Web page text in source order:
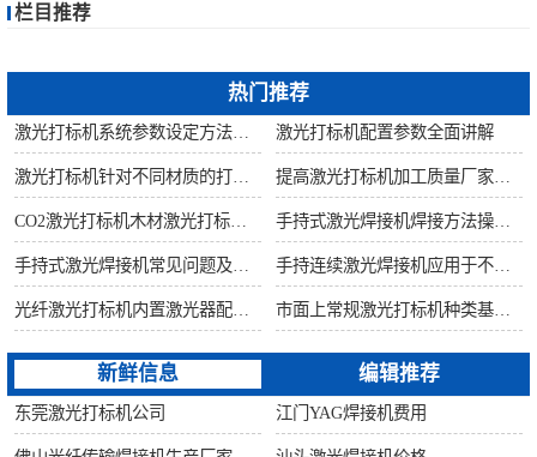
栏目推荐
热门推荐
激光打标机配置参数全面讲解
新鲜信息 编辑推荐
东莞激光打标机公司 江门YAG焊接机费用